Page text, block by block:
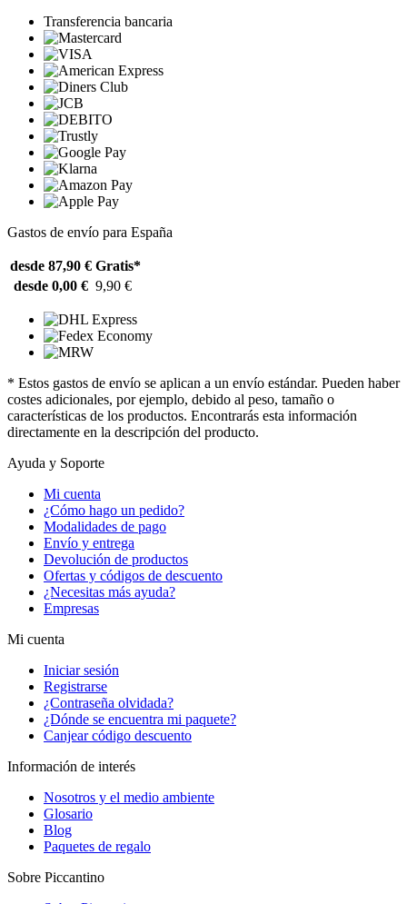
Transferencia bancaria
Gastos de envío para España
desde 87,90 € Gratis*
desde 0,00 € 9,90 €
* Estos gastos de envío se aplican a un envío estándar. Pueden haber
costes adicionales, por ejemplo, debido al peso, tamaño o
características de los productos. Encontrarás esta información
directamente en la descripción del producto.
Ayuda y Soporte
Mi cuenta
¿Cómo hago un pedido?
Modalidades de pago
Envío y entrega
Devolución de productos
Ofertas y códigos de descuento
¿Necesitas más ayuda?
Empresas
Mi cuenta
Iniciar sesión
Registrarse
¿Contraseña olvidada?
¿Dónde se encuentra mi paquete?
Canjear código descuento
Información de interés
Nosotros y el medio ambiente
Glosario
Blog
Paquetes de regalo
Sobre Piccantino